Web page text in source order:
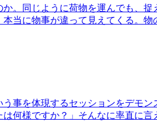
。同じように荷物を運んでも、
当に物事が違って見えてくる。
事を体現するセッションをデモ
何様ですか？」そんなに率直に